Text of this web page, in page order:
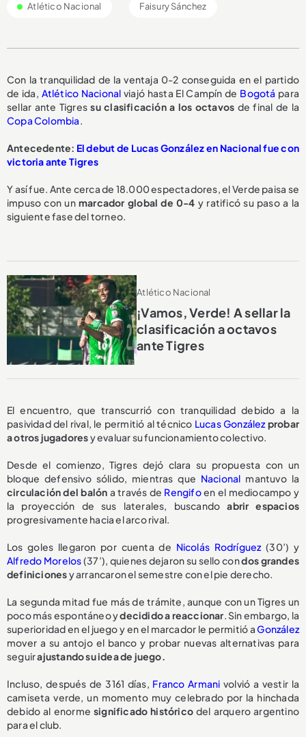
Atlético Nacional Faisury Sánchez
Con la tranquilidad de la ventaja 0-2 conseguida en el partido
de ida, Atlético Nacional viajó hasta El Campín de Bogotá para
sellar ante Tigressu clasificación a los octavos de final de la
Copa Colombia.
Antecedente: El debut de Lucas González en Nacional fue con
victoria ante Tigres
Y así fue. Ante cerca de 18.000 espectadores, el Verde paisa se
impuso con unmarcador global de 0-4 y ratificó su paso a la
siguiente fase del torneo.
Atlético Nacional
¡Vamos, Verde! A sellar la
clasificación a octavos
ante Tigres
El encuentro, que transcurrió con tranquilidad debido a la
pasividad del rival, le permitió al técnico Lucas González probar
a otros jugadoresy evaluar su funcionamiento colectivo.
Desde el comienzo, Tigres dejó clara su propuesta con un
bloque defensivo sólido, mientras que Nacional mantuvo la
circulación del balón a través de Rengifoen el mediocampo y
la proyección de sus laterales, buscandoabrir espacios
progresivamente hacia el arco rival.
Los goles llegaron por cuenta de Nicolás Rodríguez (30’) y
Alfredo Morelos(37’), quienes dejaron su sello condos grandes
definicionesy arrancaron el semestre con el pie derecho.
La segunda mitad fue más de trámite, aunque con un Tigres un
poco más espontáneo ydecidido a reaccionar. Sin embargo, la
superioridad en el juego y en el marcador le permitió aGonzález
mover a su antojo el banco y probar nuevas alternativas para
seguirajustando su idea de juego.
Incluso, después de 3161 días, Franco Armanivolvió a vestir la
camiseta verde, un momento muy celebrado por la hinchada
debido al enorme significado histórico del arquero argentino
para el club.